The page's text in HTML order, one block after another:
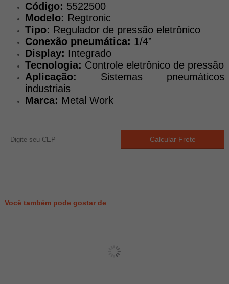
Código: 5522500
Modelo: Regtronic
Tipo: Regulador de pressão eletrônico
Conexão pneumática: 1/4”
Display: Integrado
Tecnologia: Controle eletrônico de pressão
Aplicação: Sistemas pneumáticos
industriais
Marca: Metal Work
Você também pode gostar de